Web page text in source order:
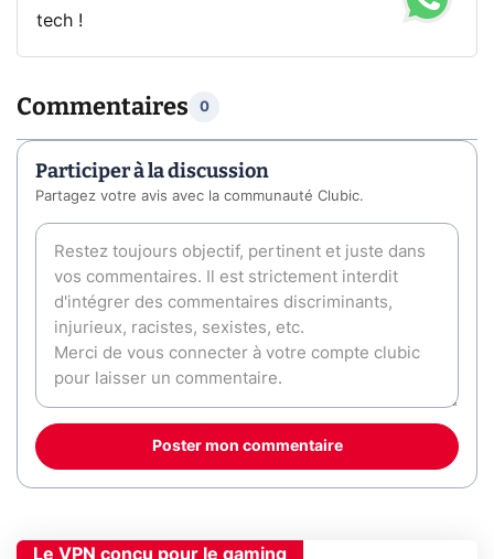
tech !
Commentaires 0
Participer à la discussion
Partagez votre avis avec la communauté Clubic.
Poster mon commentaire
Le VPN conçu pour le gaming